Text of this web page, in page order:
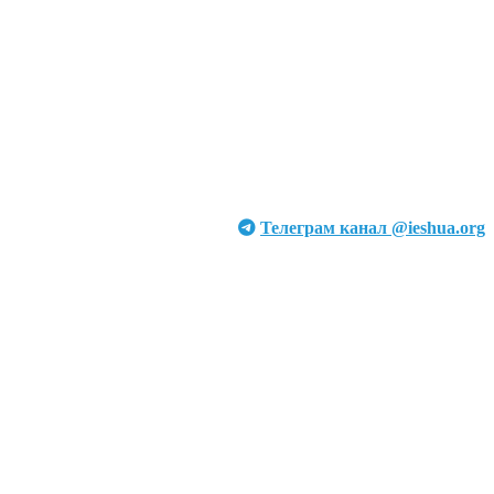
Телеграм канал @ieshua.org